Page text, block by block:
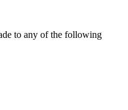
to any of the following